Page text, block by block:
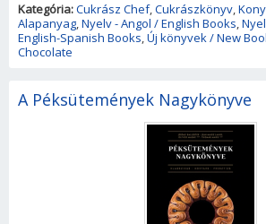
Kategória:Cukrász Chef,Cukrászkönyv,
Alapanyag,Nyelv - Angol / English Books,
English-Spanish Books,Új könyvek / New
Chocolate
A Péksütemények Nagykönyve